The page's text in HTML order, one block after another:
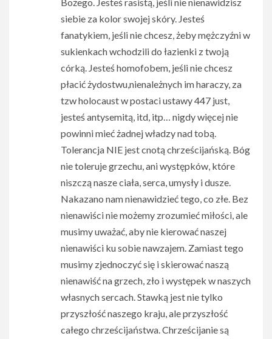
siebie za kolor swojej skóry. Jesteś
fanatykiem, jeśli nie chcesz, żeby mężczyźni w
sukienkach wchodzili do łazienki z twoją
córką. Jesteś homofobem, jeśli nie chcesz
płacić żydostwu,nienależnych im haraczy, za
tzw holocaust w postaci ustawy 447 just,
jesteś antysemitą, itd, itp… nigdy więcej nie
powinni mieć żadnej władzy nad tobą.
Tolerancja NIE jest cnotą chrześcijańską. Bóg
nie toleruje grzechu, ani występków, które
niszczą nasze ciała, serca, umysły i dusze.
Nakazano nam nienawidzieć tego, co złe. Bez
nienawiści nie możemy zrozumieć miłości, ale
musimy uważać, aby nie kierować naszej
nienawiści ku sobie nawzajem. Zamiast tego
musimy zjednoczyć się i skierować naszą
nienawiść na grzech, zło i występek w naszych
własnych sercach. Stawką jest nie tylko
przyszłość naszego kraju, ale przyszłość
całego chrześcijaństwa. Chrześcijanie są